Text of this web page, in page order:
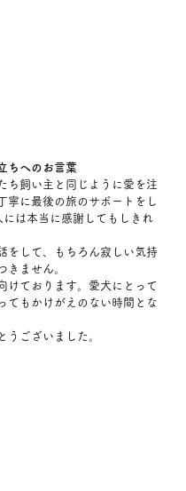
ちへのお言葉
ち飼い主と同じように愛を注
寧に最後の旅のサポートをし
には本当に感謝してもしきれ
をして、もちろん寂しい気持
きません。
けております。愛犬にとって
てもかけがえのない時間とな
うございました。